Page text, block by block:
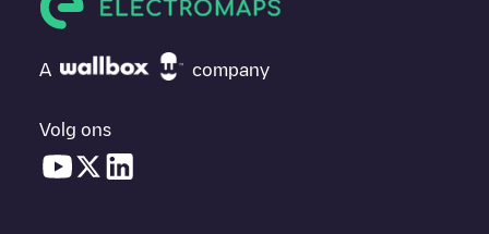
A company
Volg ons